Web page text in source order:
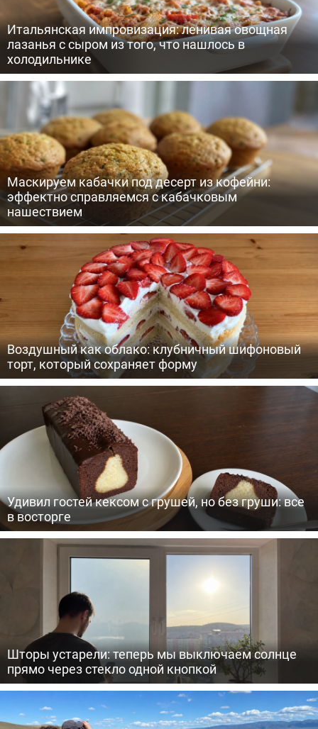
Итальянская импровизация: ленивая овощная
лазанья с сыром из того, что нашлось в
холодильнике
Маскируем кабачки под десерт из кофейни:
эффектно справляемся с кабачковым
нашествием
Воздушный как облако: клубничный шифоновый
торт, который сохраняет форму
Удивил гостей кексом с грушей, но без груши: все
в восторге
Шторы устарели: теперь мы выключаем солнце
прямо через стекло одной кнопкой